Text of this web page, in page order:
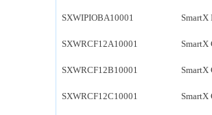
SXWIPIOBA10001 SmartX
SXWRCF12A10001 SmartX
SXWRCF12B10001 SmartX
SXWRCF12C10001 SmartX